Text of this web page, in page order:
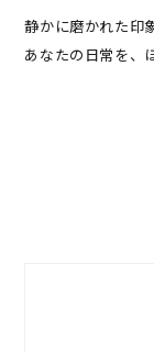
静かに磨かれた印
あなたの日常を、